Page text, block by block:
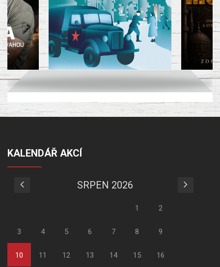
KALENDÁŘ AKCÍ
SRPEN 2026
1 2
3 4 5 6 7 8 9
10 11 12 13 14 15 16